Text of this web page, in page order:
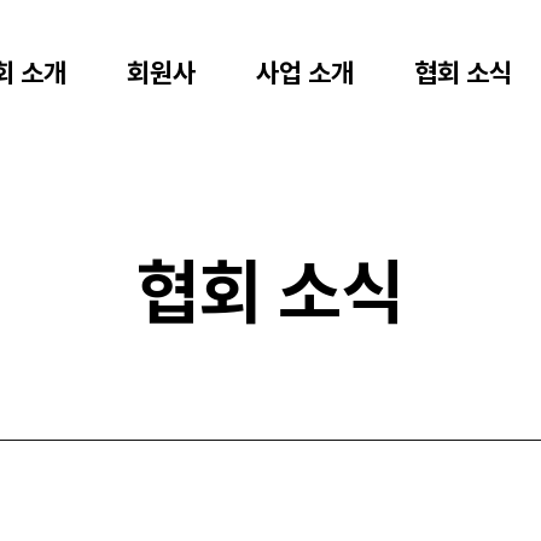
소개 회원사 사업 소개 협회 소식
협회 소식